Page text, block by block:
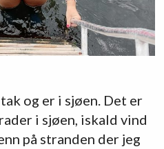
og er i sjøen. Det er
i sjøen, iskald vind
på stranden der jeg